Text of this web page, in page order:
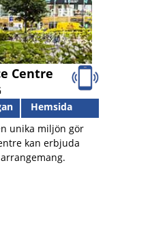
Centre
Hemsida
unika miljön gör
kan erbjuda